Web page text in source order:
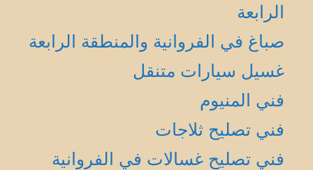
الرابعة
صباغ في الفروانية والمنطقة الرابعة
غسيل سيارات متنقل
فني المنيوم
فني تصليح ثلاجات
فني تصليح غسالات في الفروانية